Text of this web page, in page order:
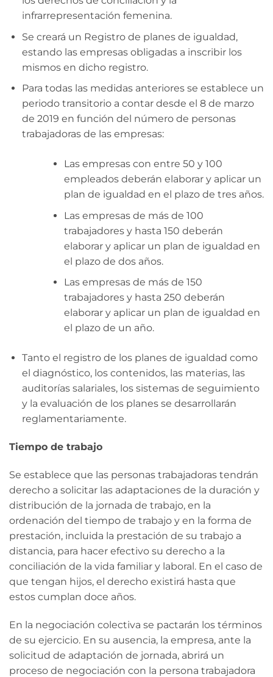
infrarrepresentación femenina.
Se creará un Registro de planes de igualdad,
estando las empresas obligadas a inscribir los
mismos en dicho registro.
Para todas las medidas anteriores se establece un
periodo transitorio a contar desde el 8 de marzo
de 2019 en función del número de personas
trabajadoras de las empresas:
Las empresas con entre 50 y 100
empleados deberán elaborar y aplicar un
plan de igualdad en el plazo de tres años.
Las empresas de más de 100
trabajadores y hasta 150 deberán
elaborar y aplicar un plan de igualdad en
el plazo de dos años.
Las empresas de más de 150
trabajadores y hasta 250 deberán
elaborar y aplicar un plan de igualdad en
el plazo de un año.
Tanto el registro de los planes de igualdad como
el diagnóstico, los contenidos, las materias, las
auditorías salariales, los sistemas de seguimiento
y la evaluación de los planes se desarrollarán
reglamentariamente.
Tiempo de trabajo
Se establece que las personas trabajadoras tendrán
derecho a solicitar las adaptaciones de la duración y
distribución de la jornada de trabajo, en la
ordenación del tiempo de trabajo y en la forma de
prestación, incluida la prestación de su trabajo a
distancia, para hacer efectivo su derecho a la
conciliación de la vida familiar y laboral. En el caso de
que tengan hijos, el derecho existirá hasta que
estos cumplan doce años.
En la negociación colectiva se pactarán los términos
de su ejercicio. En su ausencia, la empresa, ante la
solicitud de adaptación de jornada, abrirá un
proceso de negociación con la persona trabajadora